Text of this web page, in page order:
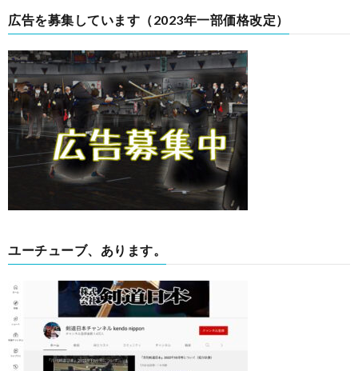
広告を募集しています（2023年一部価格改定）
ユーチューブ、あります。